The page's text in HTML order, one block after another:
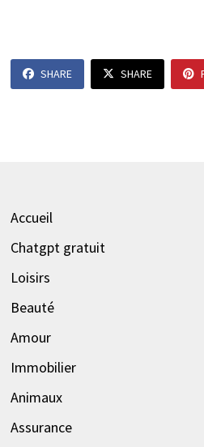
SHARE SHARE
Accueil
Chatgpt gratuit
Loisirs
Beauté
Amour
Immobilier
Animaux
Assurance